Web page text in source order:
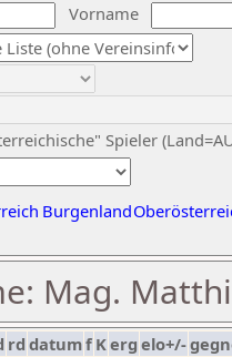
Vorname
Spieler
Burgenland
Mag.
rd datumf Kerg elo+/-